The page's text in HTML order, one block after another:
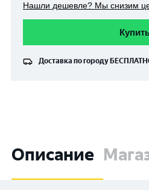
Нашли дешевле? Мы снизим
Доставка по городу
Описание